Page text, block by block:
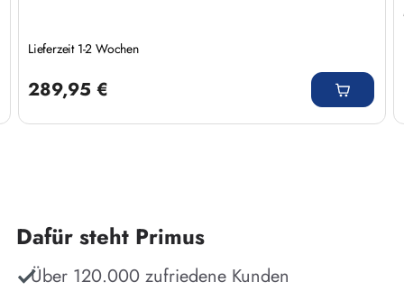
Lieferzeit 1-2 Wochen
289,95 €
Dafür steht Primus
Über 120.000 zufriedene Kunden